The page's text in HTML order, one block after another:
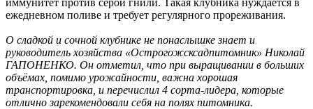
ежедневном поливе и требует регулярного прореживания.
О сладкой и сочной клубнике не понаслышке знает и
руководитель хозяйства «Острогожсксадпитомник» Николай
ГАПОНЕНКО. Он отметил, что при выращивании в больших
объёмах, помимо урожайности, важна хорошая
транспортировка, и перечислил 4 сорта-лидера, которые
отлично зарекомендовали себя на полях питомника.